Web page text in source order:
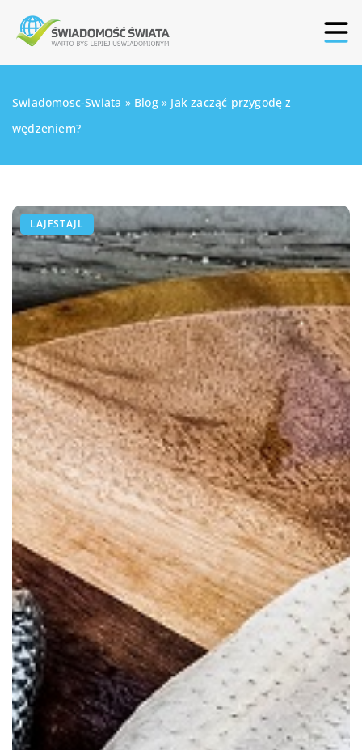
Swiadomosc-Swiata » Blog» Jak zacząć przygodę z
wędzeniem?
LAJFSTAJL